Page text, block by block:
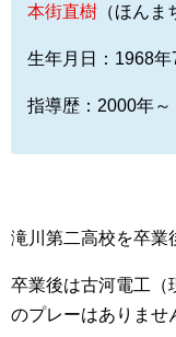
本街直樹 （ほん
生年月日：1968年
指導歴：2000年
滝川第二高校を卒業
卒業後は古河電工（
のプレーはありませ